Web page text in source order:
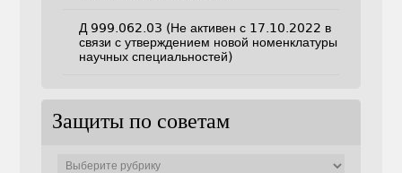
Д 999.062.03 (Не активен с 17.10.2022 в
связи с утверждением новой номенклатуры
научных специальностей)
Защиты по советам